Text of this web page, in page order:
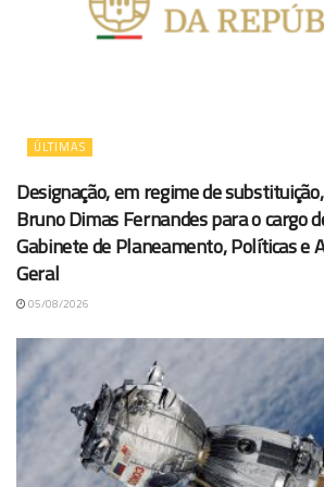
ÚLTIMAS
Designação, em regime de
Bruno Dimas Fernandes para o cargo
Gabinete de Planeamento, Políticas e
Geral
05/08/2026